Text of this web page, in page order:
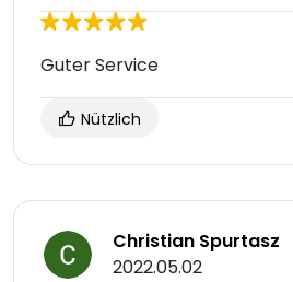
Guter Service
Nützlich
Christian Spurtasz
2022.05.02